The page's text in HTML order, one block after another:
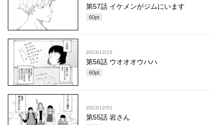
第57話 イケメンがジムにいます
60pt
2023/12/15
第56話 ウオオオウハハ
60pt
2023/12/01
第55話 岩さん